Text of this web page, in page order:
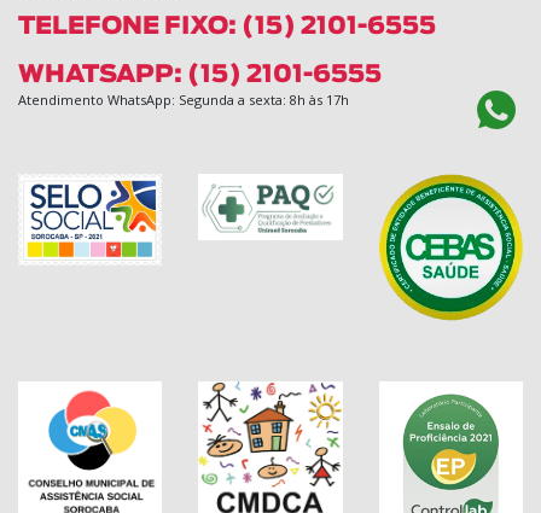
TELEFONE FIXO: (15) 2101-6555
WHATSAPP: (15) 2101-6555
Atendimento WhatsApp: Segunda a sexta: 8h às 17h